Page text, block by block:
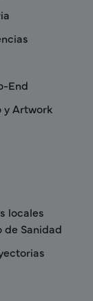
End
y Artwork
locales
Sanidad